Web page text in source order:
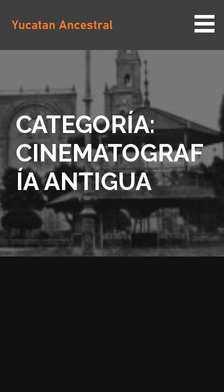
contenido
YUCATAN ANCESTRAL
CATEGORÍA:
CINEMATOGRAF
ÍA ANTIGUA